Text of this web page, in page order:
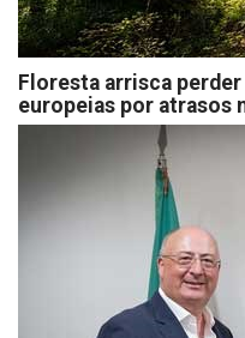
Floresta arrisca
europeias por atrasos